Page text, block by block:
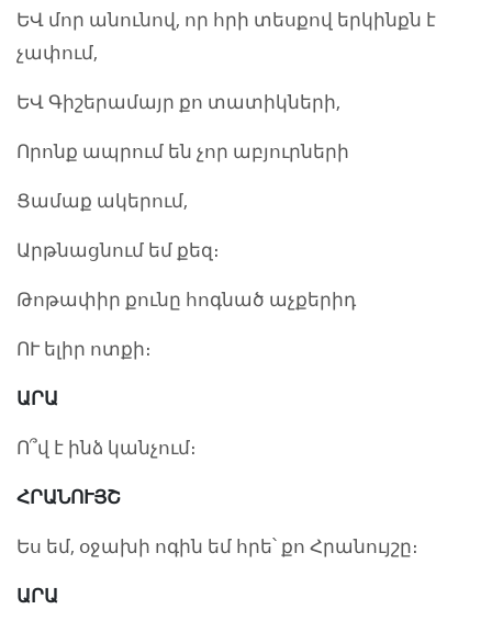
ԵՎ մոր անունով, որ հրի տեսքով երկինքն է
չափում,
ԵՎ Գիշերամայր քո տատիկների,
Որոնք ապրում են չոր աբյուրների
Ցամաք ակերում,
Արթնացնում եմ քեզ։
Թոթափիր քունը հոգնած աչքերիդ
ՈՒ ելիր ոտքի։
ԱՐԱ
Ո՞վ է ինձ կանչում։
ՀՐԱՆՈՒՅՇ
Ես եմ, օջախի ոգին եմ հրե՝ քո Հրանույշը։
ԱՐԱ